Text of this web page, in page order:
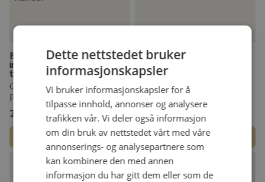
Bro til tro – en
inspirasjonsbok om å dele
tro
Gina Gjerme og Siri Kalvatn
Pocket
299,00 kr
Legg i handlekurv
Målrettet liv (10 stk
pakketilbud)
Rick Warren
Pocket
1990,00
Legg i handlekurv
Dette nettstedet bruker
informasjonskapsler
Vi bruker informasjonskapsler for å
tilpasse innhold, annonser og analysere
trafikken vår. Vi deler også informasjon
om din bruk av nettstedet vårt med våre
annonserings- og analysepartnere som
kan kombinere den med annen
informasjon du har gitt dem eller som de